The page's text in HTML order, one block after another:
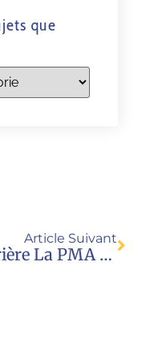
que
Article Suivant
Derrière La PMA Pour Tous, Un Important Business